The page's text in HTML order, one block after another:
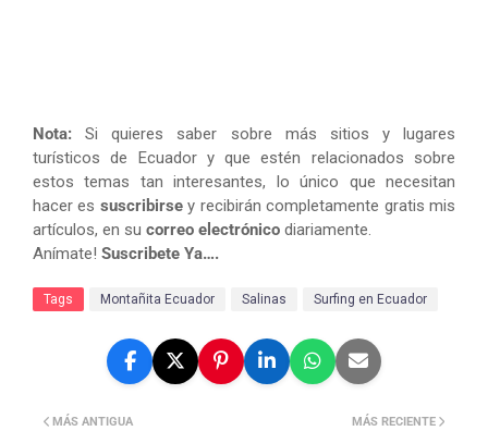
Nota:Si quieres saber sobre más sitios y lugares
turísticos de Ecuador y que estén relacionados sobre
estos temas tan interesantes, lo único que necesitan
hacer es suscribirsey recibirán completamente gratis mis
artículos, en su correo electrónico diariamente.
Anímate! Suscribete Ya….
Tags Montañita Ecuador Salinas Surfing en Ecuador
MÁS RECIENTE
MÁS ANTIGUA